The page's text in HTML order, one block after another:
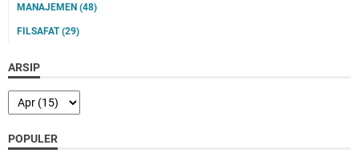
MANAJEMEN (48)
FILSAFAT(29)
ARSIP
POPULER